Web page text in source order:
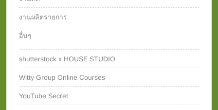
งานผลิตรายการ
อื่นๆ
shutterstock x HOUSE STUDIO
Witty Group Online Courses‎
YouTube Secret